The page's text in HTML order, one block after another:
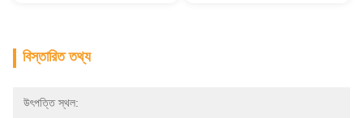
বিস্তারিত তথ্য
উৎপত্তি স্থল: